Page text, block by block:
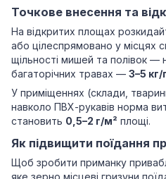
Точкове внесення та
На відкритих площах
або цілеспрямовано у місцях
щільності мишей та полівок —
багаторічних травах — 3–5 кг/
У приміщеннях (склади,
навколо ПВХ-рукавів норма
становить 0,5–2 г/м² площі.
Як підвищити поїдання
Щоб зробити приманку